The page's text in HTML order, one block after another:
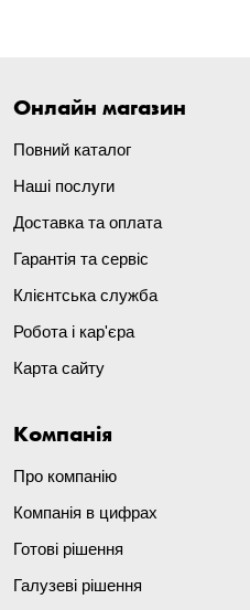
Онлайн магазин
Повний каталог
Наші послуги
Доставка та оплата
Гарантія та сервіс
Клієнтська служба
Робота і кар'єра
Карта сайту
Компанія
Про компанію
Компанія в цифрах
Готові рішення
Галузеві рішення